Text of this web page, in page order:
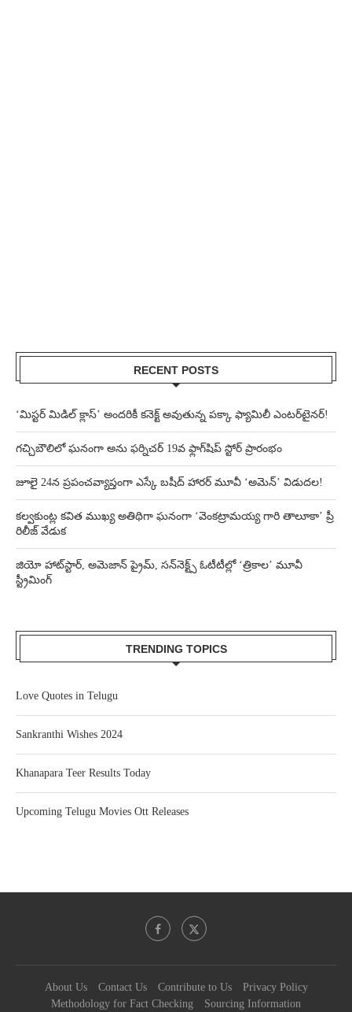
RECENT POSTS
‘మిస్టర్ మిడిల్ క్లాస్’ అందరికీ కనెక్ట్ అవుతున్న పక్కా ఫ్యామిలీ ఎంటర్‌టైనర్!
గచ్చిబౌలిలో ఘనంగా అను ఫర్నిచర్ 19వ ఫ్లాగ్‌షిప్ స్టోర్ ప్రారంభం
జూలై 24న ప్రపంచవ్యాప్తంగా ఎస్కే బషీద్‌ హారర్ మూవీ ‘అమెన్’ విడుదల!
కల్వకుంట్ల కవిత ముఖ్య అతిథిగా ఘనంగా ‘వెంకట్రామయ్య గారి తాలూకా’ ప్రీ
రిలీజ్ వేడుక
జియో హాట్‌స్టార్, అమెజాన్ ప్రైమ్, సన్‌నెక్ట్స్ ఓటీటీల్లో ‘త్రికాల’ మూవీ
స్ట్రీమింగ్
TRENDING TOPICS
Love Quotes in Telugu
Sankranthi Wishes 2024
Khanapara Teer Results Today
Upcoming Telugu Movies Ott Releases
About Us Contact Us Contribute to Us
Privacy Policy
Methodology for Fact Checking
Sourcing Information